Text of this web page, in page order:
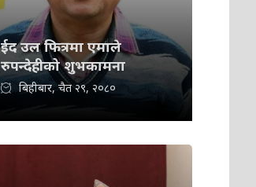
ईद उल फित्रमा एमाले
रुपन्देहीको शुभकामना
बिहीबार, चैत २९, २०८०